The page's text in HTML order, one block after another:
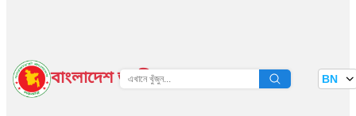
বাংলাদেশ জাতীয় তথ্য বাতায়ন BN